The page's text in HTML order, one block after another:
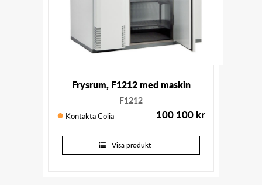
Frysrum, F1212 med maskin
F1212
Kontakta Colia 100 100 kr
Visa produkt